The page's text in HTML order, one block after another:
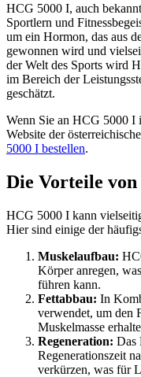
HCG 5000 I, auch
Sportlern und
um ein Hormon, das aus
gewonnen wird und
der Welt des Sports wird
im Bereich der
geschätzt.
Wenn Sie an HCG 5000 I
Website der
5000 I bestellen.
Die Vorteile
HCG 5000 I kann
Hier sind einige der
Muskelaufbau:
Körper anregen,
führen kann.
Fettabbau: In
verwendet, um den
Muskelmasse
Regeneration: Das
Regenerationszeit
verkürzen, was für